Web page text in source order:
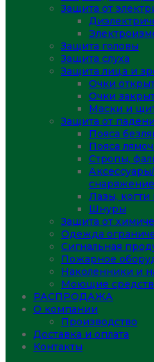
Защита от
Защита головы
Защита слуха
Защита лица и
Очки
Очки
Маски и
Защита от
Пояса
Пояса
Стропы,
снаряжение
Лазы, когти
Шнуры
Защита от
Одежда
Сигнальная
Пожарное
Наколенники и
Моющие
РАСПРОДАЖА
О компании
Производство
Доставка и оплата
Контакты